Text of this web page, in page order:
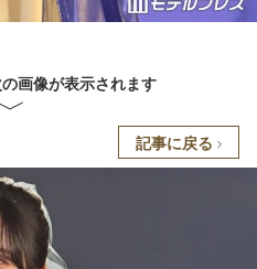
画像が表示されます
記事に戻る